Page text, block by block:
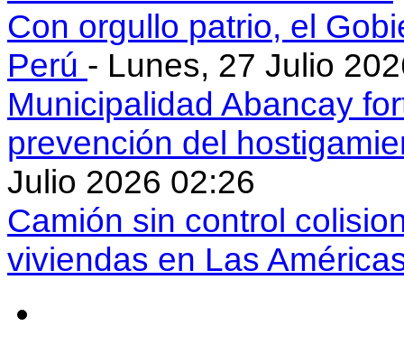
Con orgullo patrio, el
Perú - Lunes, 27 Julio
Municipalidad Abancay
prevención del
Julio 2026 02:26
Camión sin control
viviendas en Las